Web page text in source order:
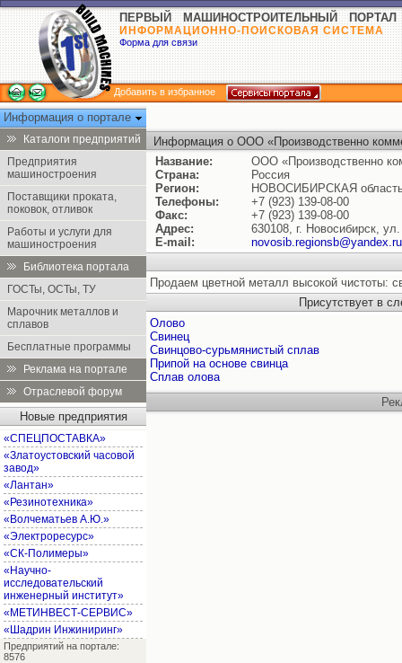
ПЕРВЫЙ МАШИНОСТРОИТЕЛЬНЫЙ ПОРТАЛ
ИНФОРМАЦИОННО-ПОИСКОВАЯ СИСТЕМА
Форма для связи
Добавить в избранное
Информация о портале
Каталоги предприятий
Предприятия
машиностроения
Поставщики проката,
поковок, отливок
Работы и услуги для
машиностроения
Библиотека портала
ГОСТы, ОСТы, ТУ
Марочник металлов и
сплавов
Бесплатные программы
Реклама на портале
Отраслевой форум
Новые предприятия
«СПЕЦПОСТАВКА»
«Златоустовский часовой
завод»
«Лантан»
«Резинотехника»
«Волчематьев А.Ю.»
«Электроресурс»
«СК-Полимеры»
«Научно-
исследовательский
инженерный институт»
«МЕТИНВЕСТ-СЕРВИС»
«Шадрин Инжиниринг»
Предприятий на портале:
8576
Информация о ООО «Производственно
Название:
ООО «Производственно
Страна:
Россия
Регион:
НОВОСИБИРСКАЯ
Телефоны:
+7 (923) 139-08-00
Факс:
+7 (923) 139-08-00
Адрес:
630108, г. Новосибирск,
E-mail:
novosib.regionsb@yandex.ru
Продаем цветной металл высокой чистоты:
Присутствует в
Олово
Свинец
Свинцово-сурьмянистый сплав
Припой на основе свинца
Сплав олова